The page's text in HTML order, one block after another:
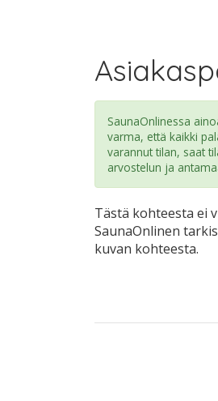
SaunaOnlinessa
varma, että kaikki
varannut tilan, saat
arvostelun ja
Tästä kohteesta ei
SaunaOnlinen
kuvan kohteesta.